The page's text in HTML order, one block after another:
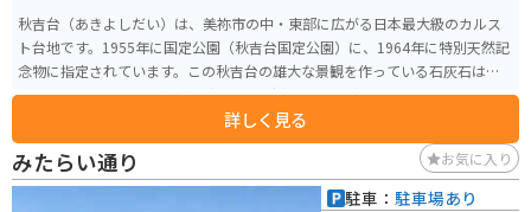
秋吉台（あきよしだい）は、美祢市の中・東部に広がる日本最大級のカルス
ト台地です。1955年に国定公園（秋吉台国定公園）に、1964年に特別天然記
念物に指定されています。この秋吉台の雄大な景観を作っている石灰石は、
およそ3億5千万年前に南方の海でサンゴ礁として誕生し、それから長い年月
を経て現在のようなカルスト台地を形成しました。
詳しく見る
みたらい通り お気に入り
駐車： 駐車場あり